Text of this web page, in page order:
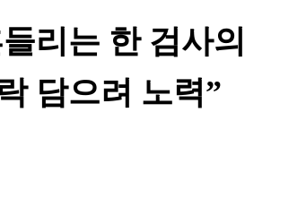
리는 한 검사의
담으려 노력”